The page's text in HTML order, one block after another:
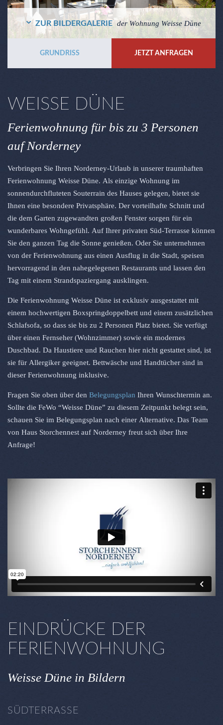
GRUNDRISS JETZT ANFRAGEN
ZUR BILDERGALERIE der Wohnung Weisse Düne
WEISSE DÜNE
Ferienwohnung für bis zu 3 Personen
auf Norderney
Verbringen Sie Ihren Norderney-Urlaub in unserer traumhaften
Ferienwohnung Weisse Düne. Als einzige Wohnung im
sonnendurchfluteten Souterrain des Hauses gelegen, bietet sie
Ihnen eine besondere Privatsphäre. Der vorteilhafte Schnitt und
die dem Garten zugewandten großen Fenster sorgen für ein
wunderbares Wohngefühl. Auf Ihrer privaten Süd-Terrasse können
Sie den ganzen Tag die Sonne genießen. Oder Sie unternehmen
von der Ferienwohnung aus einen Ausflug in die Stadt, speisen
hervorragend in den nahegelegenen Restaurants und lassen den
Tag mit einem Strandspaziergang ausklingen.
Die Ferienwohnung Weisse Düne ist exklusiv ausgestattet mit
einem hochwertigen Boxspringdoppelbett und einem zusätzlichen
Schlafsofa, so dass sie bis zu 2 Personen Platz bietet. Sie verfügt
über einen Fernseher (Wohnzimmer) sowie ein modernes
Duschbad. Da Haustiere und Rauchen hier nicht gestattet sind, ist
sie für Allergiker geeignet. Bettwäsche und Handtücher sind in
dieser Ferienwohnung inklusive.
Fragen Sie oben über den Belegungsplan Ihren Wunschtermin an.
Sollte die FeWo “Weisse Düne” zu diesem Zeitpunkt belegt sein,
schauen Sie im Belegungsplan nach einer Alternative. Das Team
von Haus Storchennest auf Norderney freut sich über Ihre
Anfrage!
EINDRÜCKE DER
FERIENWOHNUNG
Weisse Düne in Bildern
SÜDTERRASSE